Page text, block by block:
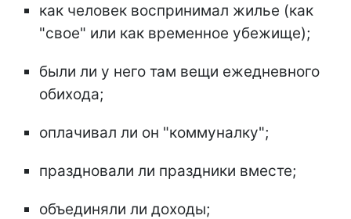
как человек воспринимал жилье (как
"свое" или как временное убежище);
были ли у него там вещи ежедневного
обихода;
оплачивал ли он "коммуналку";
праздновали ли праздники вместе;
объединяли ли доходы;